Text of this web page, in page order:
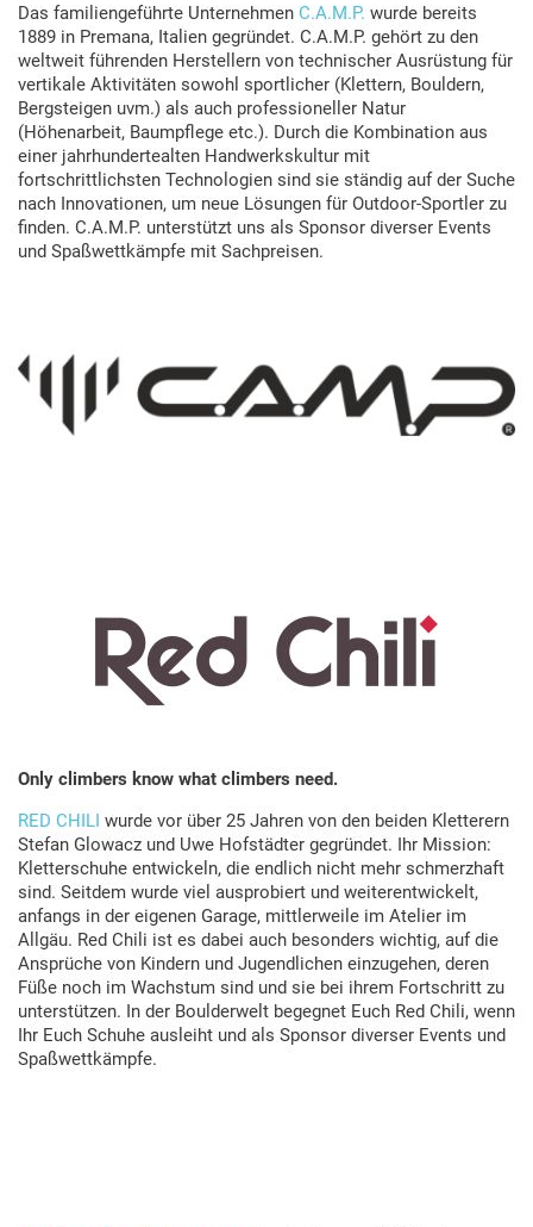
Das familiengeführte Unternehmen C.A.M.P. wurde bereits
1889 in Premana, Italien gegründet. C.A.M.P. gehört zu den
weltweit führenden Herstellern von technischer Ausrüstung für
vertikale Aktivitäten sowohl sportlicher (Klettern, Bouldern,
Bergsteigen uvm.) als auch professioneller Natur
(Höhenarbeit, Baumpflege etc.). Durch die Kombination aus
einer jahrhundertealten Handwerkskultur mit
fortschrittlichsten Technologien sind sie ständig auf der Suche
nach Innovationen, um neue Lösungen für Outdoor-Sportler zu
finden. C.A.M.P. unterstützt uns als Sponsor diverser Events
und Spaßwettkämpfe mit Sachpreisen.
Only climbers know what climbers need.
RED CHILI wurde vor über 25 Jahren von den beiden Kletterern
Stefan Glowacz und Uwe Hofstädter gegründet. Ihr Mission:
Kletterschuhe entwickeln, die endlich nicht mehr schmerzhaft
sind. Seitdem wurde viel ausprobiert und weiterentwickelt,
anfangs in der eigenen Garage, mittlerweile im Atelier im
Allgäu. Red Chili ist es dabei auch besonders wichtig, auf die
Ansprüche von Kindern und Jugendlichen einzugehen, deren
Füße noch im Wachstum sind und sie bei ihrem Fortschritt zu
unterstützen. In der Boulderwelt begegnet Euch Red Chili, wenn
Ihr Euch Schuhe ausleiht und als Sponsor diverser Events und
Spaßwettkämpfe.